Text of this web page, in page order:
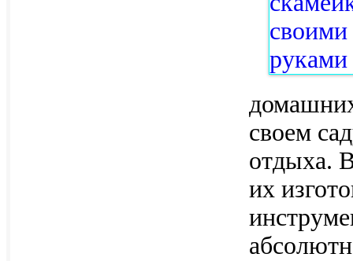
своем
отдыха.
их